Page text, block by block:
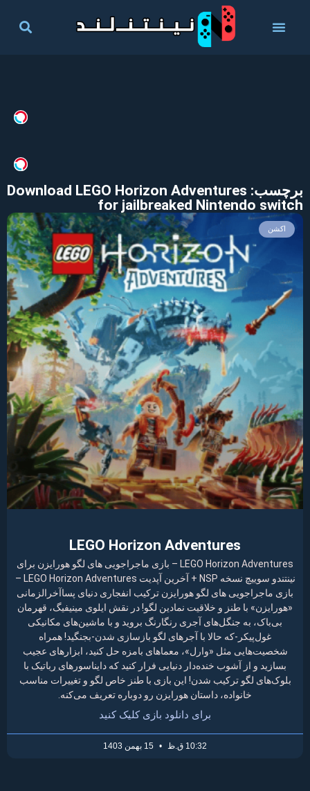
برچسب: Download LEGO Horizon Adventures
for jailbreaked Nintendo switch
اکشن
LEGO Horizon Adventures
LEGO Horizon Adventures – بازی ماجراجویی های لگو هورایزن برای
نینتندو سوییچ نسخه NSP + آخرین آپدیت LEGO Horizon Adventures –
بازی ماجراجویی های لگو هورایزن ترکیب انفجاری دنیای پساآخرالزمانی
«هورایزن» با طنز و خلاقیت نمادین لگو! در نقش ایلوی مینیفیگ، قهرمان
بی‌باک، به جنگل‌های آجری رنگارنگ بروید و با ماشین‌های مکانیکی
غول‌پیکر-که حالا با آجرهای لگو بازسازی شدن-بجنگید! همراه
شخصیت‌هایی مثل «وارل»، معماهای بامزه حل کنید، ابزارهای عجیب
بسازید و از آشوب خنده‌دار دنیایی فرار کنید که دایناسورهای رباتیک با
بلوک‌های لگو ترکیب شدن! این بازی با طنز خاص لگو و تغییرات مناسب
خانواده، داستان هورایزن رو دوباره تعریف می‌کنه.
برای دانلود بازی کلیک کنید
10:32 ق.ظ